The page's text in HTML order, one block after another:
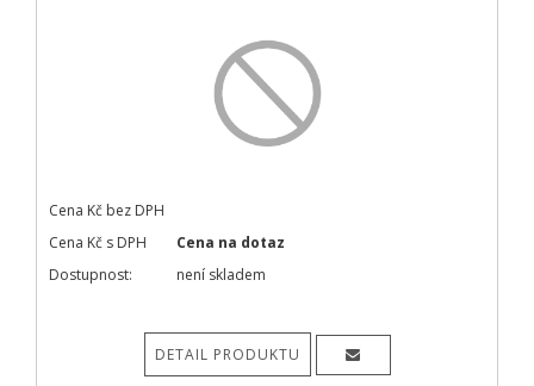
Cena Kč bez DPH
Cena Kč s DPH
Cena na dotaz
Dostupnost:
není skladem
DETAIL PRODUKTU